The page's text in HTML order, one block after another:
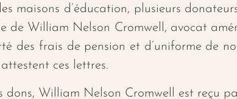
maisons d’éducation, plusieurs
de William Nelson Cromwell, avocat
des frais de pension et d’uniforme de
ces lettres.
dons, William Nelson Cromwell est reçu